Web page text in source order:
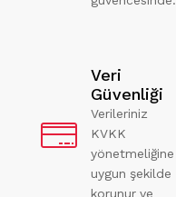
Veri
Güvenliği
Verileriniz
KVKK
yönetmeliğine
uygun şekilde
korunur ve